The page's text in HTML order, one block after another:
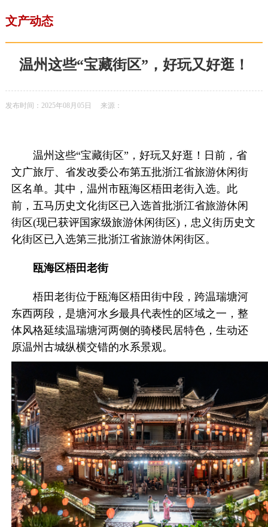
文产动态
温州这些“宝藏街区”，好玩又好逛！
发布时间：2025年08月05日 来源：
温州这些“宝藏街区”，好玩又好逛！日前，省
文广旅厅、省发改委公布第五批浙江省旅游休闲街
区名单。其中，温州市瓯海区梧田老街入选。此
前，五马历史文化街区已入选首批浙江省旅游休闲
街区(现已获评国家级旅游休闲街区)，忠义街历史文
化街区已入选第三批浙江省旅游休闲街区。
瓯海区梧田老街
梧田老街位于瓯海区梧田街中段，跨温瑞塘河
东西两段，是塘河水乡最具代表性的区域之一，整
体风格延续温瑞塘河两侧的骑楼民居特色，生动还
原温州古城纵横交错的水系景观。